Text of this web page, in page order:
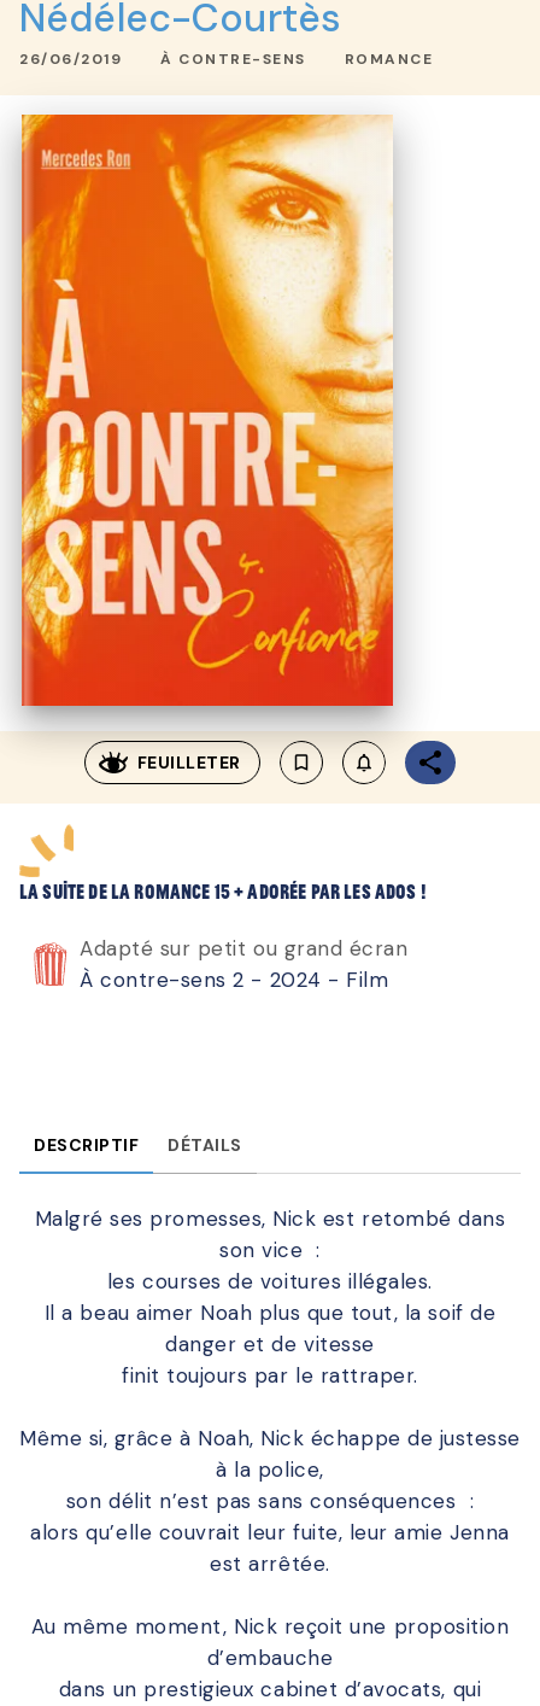
Nédélec-Courtès
26/06/2019 À CONTRE-SENS ROMANCE
FEUILLETER bookmark_border
La suite de la romance 15 + adorée par les ados !
Adapté sur petit ou grand écran
À contre-sens 2 - 2024 - Film
DESCRIPTIF DÉTAILS
Malgré ses promesses, Nick est retombé dans
son vice :
les courses de voitures illégales.
Il a beau aimer Noah plus que tout, la soif de
danger et de vitesse
finit toujours par le rattraper.
Même si, grâce à Noah, Nick échappe de justesse
à la police,
son délit n’est pas sans conséquences :
alors qu’elle couvrait leur fuite, leur amie Jenna
est arrêtée.
Au même moment, Nick reçoit une proposition
d’embauche
dans un prestigieux cabinet d’avocats, qui